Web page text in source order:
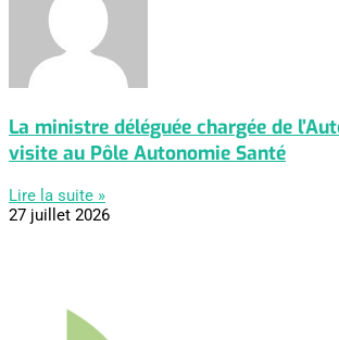
La ministre déléguée chargée de
visite au Pôle Autonomie Santé
Lire la suite »
27 juillet 2026